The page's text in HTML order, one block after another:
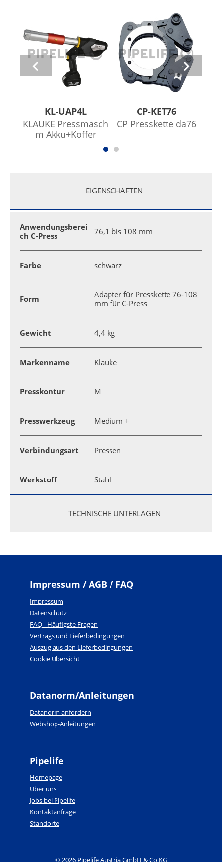
KL-UAP4L
KLAUKE Pressmasch
m Akku+Koffer
CP-KET76
CP Presskette da76
EIGENSCHAFTEN
Anwendungsberei
ch C-Press
76,1 bis 108 mm
Farbe schwarz
Form
Adapter für Presskette 76-108
mm für C-Press
Gewicht 4,4 kg
Markenname Klauke
Presskontur M
Presswerkzeug Medium +
Verbindungsart Pressen
Werkstoff Stahl
TECHNISCHE UNTERLAGEN
Impressum / AGB / FAQ
Impressum
Datenschutz
FAQ - Häufigste Fragen
Vertrags und Lieferbedingungen
Auszug aus den Lieferbedingungen
Cookie Übersicht
Datanorm/Anleitungen
Datanorm anfordern
Webshop-Anleitungen
Pipelife
Homepage
Über uns
Jobs bei Pipelife
Kontaktanfrage
Standorte
© 2026 Pipelife Austria GmbH & Co KG